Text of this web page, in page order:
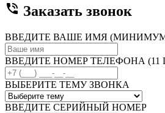
phone_in_talk Заказать звонок
ВВЕДИТЕ ВАШЕ ИМЯ
ВВЕДИТЕ НОМЕР ТЕЛЕФОНА (11
ВЫБЕРИТЕ ТЕМУ ЗВОНКА
ВВЕДИТЕ СЕРИЙНЫЙ НОМЕР